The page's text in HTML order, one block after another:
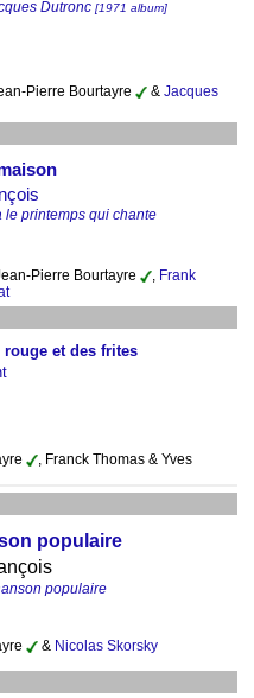
Dutronc [1971 album]
Pierre Bourtayre & Jacques
le printemps qui chante
Pierre Bourtayre , Frank
rouge et des frites
, Franck Thomas & Yves
populaire
populaire
& Nicolas Skorsky